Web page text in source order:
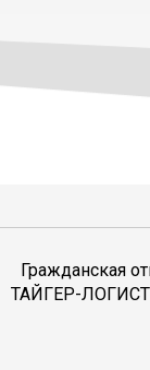
Гражданская
ТАЙГЕР-